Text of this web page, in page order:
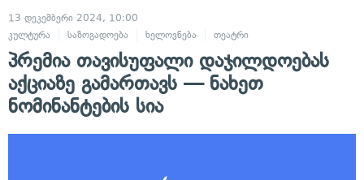
13 დეკემბერი 2024, 10:00
კულტურა
საზოგადოება ხელოვნება თეატრი
პრემია თავისუფალი დაჯილდოებას
აქციაზე გამართავს — ნახეთ
ნომინანტების სია